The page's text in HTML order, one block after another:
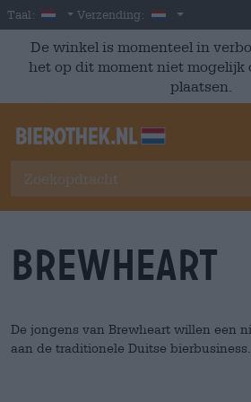
Skip to main content
Taal: Dutch
Verzending: Nederland
De winkel is momenteel in
het op dit moment niet mogelijk
plaatsen.
Brewheart
De jongens van Brewheart willen een
aan de traditionele Duitse bierbusiness.